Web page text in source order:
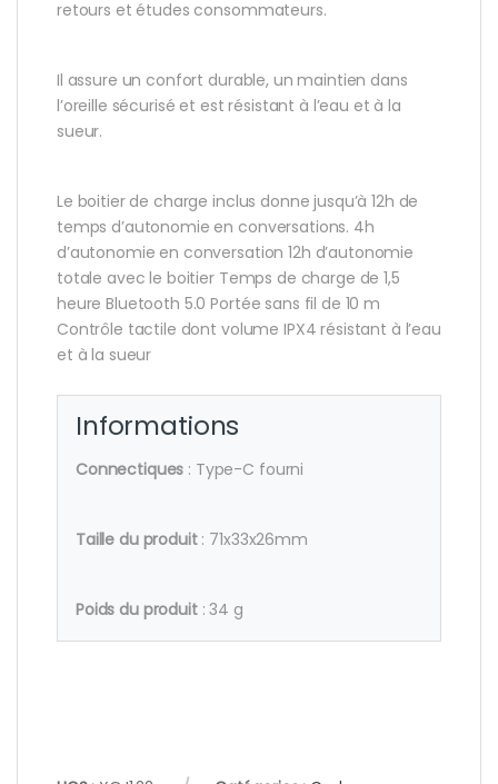
retours et études consommateurs.
Il assure un confort durable, un maintien dans
l’oreille sécurisé et est résistant à l’eau et à la
sueur.
Le boitier de charge inclus donne jusqu’à 12h de
temps d’autonomie en conversations. 4h
d’autonomie en conversation 12h d’autonomie
totale avec le boitier Temps de charge de 1,5
heure Bluetooth 5.0 Portée sans fil de 10 m
Contrôle tactile dont volume IPX4 résistant à l’eau
et à la sueur
Informations
Connectiques : Type-C fourni
Taille du produit: 71x33x26mm
Poids du produit: 34 g